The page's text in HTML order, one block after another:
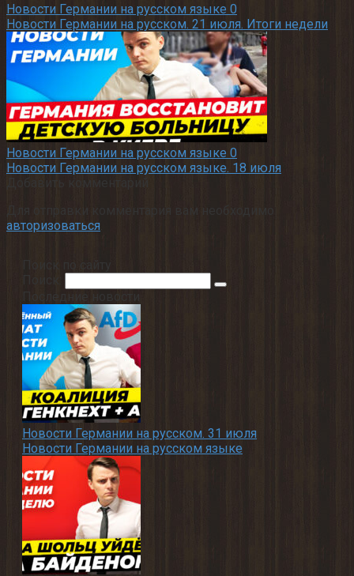
Новости Германии на русском языке 0
Новости Германии на русском. 21 июля. Итоги недели
Новости Германии на русском языке 0
Новости Германии на русском языке. 18 июля
Для отправки комментария вам необходимо
авторизоваться
Поиск по сайту
Последние новости
Новости Германии на русском. 31 июля
Новости Германии на русском языке